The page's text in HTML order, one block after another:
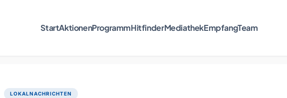
StartAktionenProgrammHitfinderMediathekEmpfangTeam
LOKALNACHRICHTEN